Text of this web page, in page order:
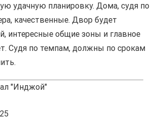
удачную планировку. Дома, судя по
качественные. Двор будет
интересные общие зоны и главное
Судя по темпам, должны по срокам
"Инджой"